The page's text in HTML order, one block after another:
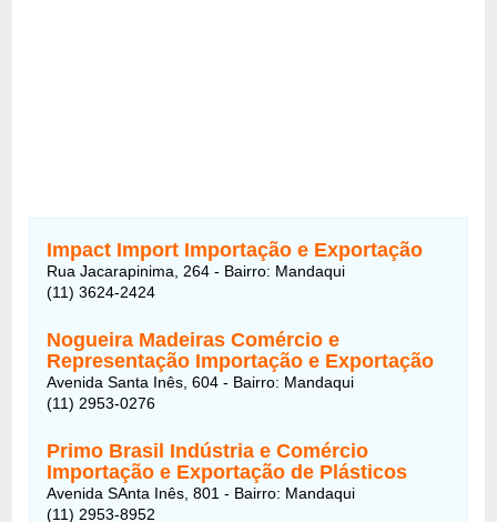
Impact Import Importação e Exportação
Rua Jacarapinima, 264 - Bairro: Mandaqui
(11) 3624-2424
Nogueira Madeiras Comércio e
Representação Importação e Exportação
Avenida Santa Inês, 604 - Bairro: Mandaqui
(11) 2953-0276
Primo Brasil Indústria e Comércio
Importação e Exportação de Plásticos
Avenida SAnta Inês, 801 - Bairro: Mandaqui
(11) 2953-8952